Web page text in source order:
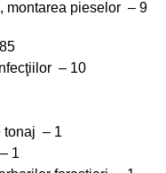
montarea pieselor – 9
– 10
tonaj – 1
1